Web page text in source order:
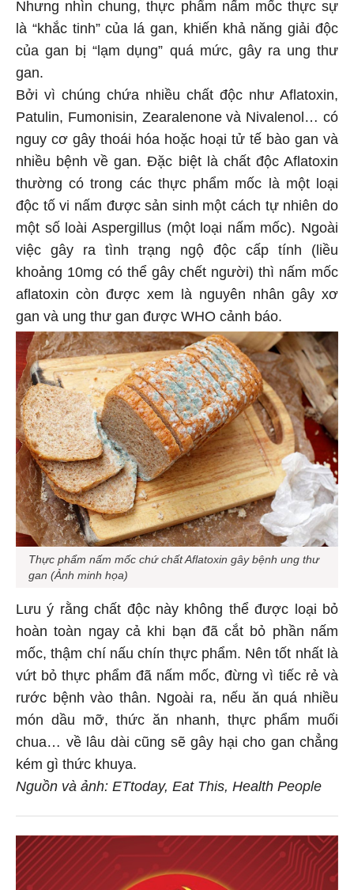
Nhưng nhìn chung, thực phẩm nấm mốc thực sự
là “khắc tinh” của lá gan, khiến khả năng giải độc
của gan bị “lạm dụng” quá mức, gây ra ung thư
gan.
Bởi vì chúng chứa nhiều chất độc như Aflatoxin,
Patulin, Fumonisin, Zearalenone và Nivalenol… có
nguy cơ gây thoái hóa hoặc hoại tử tế bào gan và
nhiều bệnh về gan. Đặc biệt là chất độc Aflatoxin
thường có trong các thực phẩm mốc là một loại
độc tố vi nấm được sản sinh một cách tự nhiên do
một số loài Aspergillus (một loại nấm mốc). Ngoài
việc gây ra tình trạng ngộ độc cấp tính (liều
khoảng 10mg có thể gây chết người) thì nấm mốc
aflatoxin còn được xem là nguyên nhân gây xơ
gan và ung thư gan được WHO cảnh báo.
Thực phẩm nấm mốc chứ chất Aflatoxin gây bệnh ung thư
gan (Ảnh minh họa)
Lưu ý rằng chất độc này không thể được loại bỏ
hoàn toàn ngay cả khi bạn đã cắt bỏ phần nấm
mốc, thậm chí nấu chín thực phẩm. Nên tốt nhất là
vứt bỏ thực phẩm đã nấm mốc, đừng vì tiếc rẻ và
rước bệnh vào thân. Ngoài ra, nếu ăn quá nhiều
món dầu mỡ, thức ăn nhanh, thực phẩm muối
chua… về lâu dài cũng sẽ gây hại cho gan chẳng
kém gì thức khuya.
Nguồn và ảnh: ETtoday, Eat This, Health People